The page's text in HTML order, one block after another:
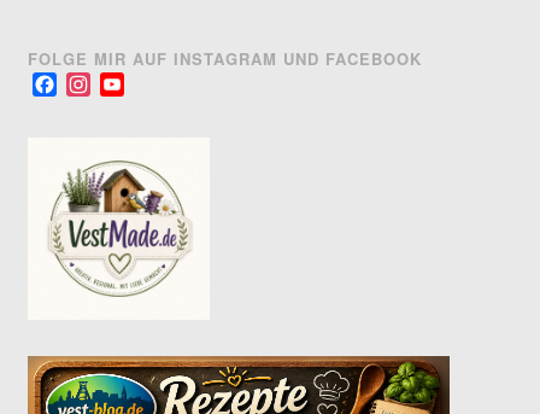
FOLGE MIR AUF INSTAGRAM UND FACEBOOK
FacebookInstagram